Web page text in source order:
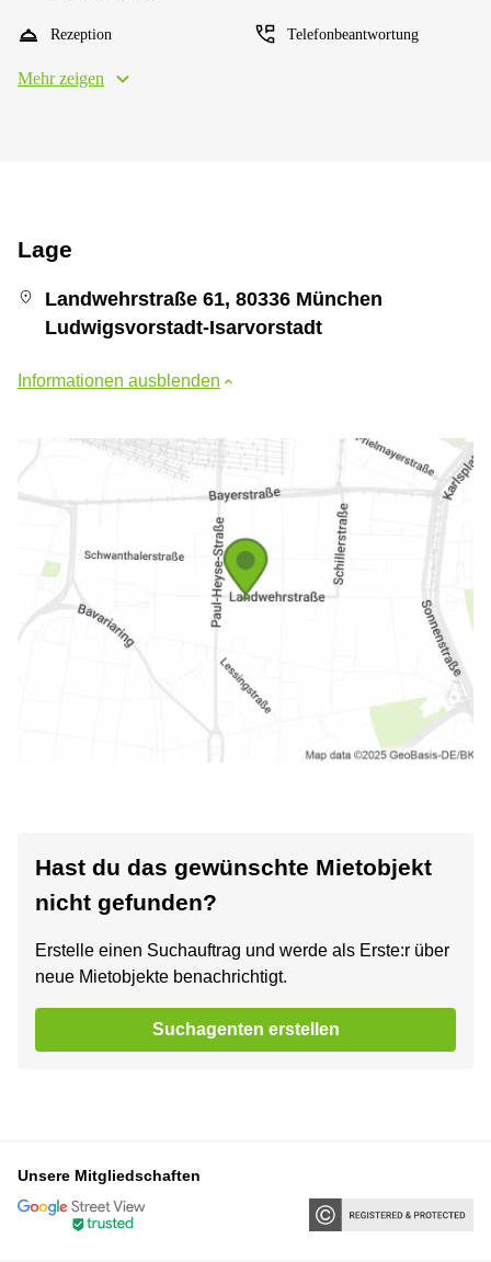
Rezeption Telefonbeantwortung
Mehr zeigen
Lage
Landwehrstraße 61, 80336 München
Ludwigsvorstadt-Isarvorstadt
Informationen ausblenden
Hast du das gewünschte Mietobjekt
nicht gefunden?
Erstelle einen Suchauftrag und werde als Erste:r über
neue Mietobjekte benachrichtigt.
Suchagenten erstellen
Unsere Mitgliedschaften